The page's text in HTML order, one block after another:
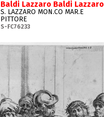
Baldi Lazzaro Baldi Lazzaro
S. LAZZARO MON.CO MAR.E
PITTORE
S-FC76233